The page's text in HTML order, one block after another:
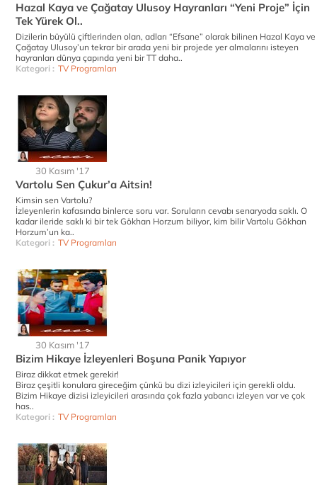
Hazal Kaya ve Çağatay Ulusoy Hayranları “Yeni Proje” İçin
Tek Yürek Ol..
Dizilerin büyülü çiftlerinden olan, adları “Efsane” olarak bilinen Hazal Kaya ve
Çağatay Ulusoy’un tekrar bir arada yeni bir projede yer almalarını isteyen
hayranları dünya çapında yeni bir TT daha..
Kategori : TV Programları
30 Kasım '17
Vartolu Sen Çukur’a Aitsin!
Kimsin sen Vartolu?
İzleyenlerin kafasında binlerce soru var. Soruların cevabı senaryoda saklı. O
kadar ileride saklı ki bir tek Gökhan Horzum biliyor, kim bilir Vartolu Gökhan
Horzum’un ka..
Kategori : TV Programları
30 Kasım '17
Bizim Hikaye İzleyenleri Boşuna Panik Yapıyor
Biraz dikkat etmek gerekir!
Biraz çeşitli konulara gireceğim çünkü bu dizi izleyicileri için gerekli oldu.
Bizim Hikaye dizisi izleyicileri arasında çok fazla yabancı izleyen var ve çok
has..
Kategori : TV Programları